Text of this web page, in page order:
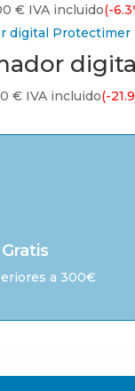
€.230,00 €.
€.
€El
precio
actual
539,00 €.
IVA incluido(-
€ElIVA incluido(-
a 300€